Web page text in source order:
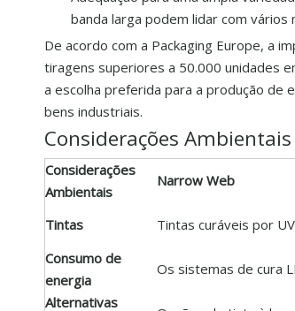
banda larga podem lidar com
De acordo com a Packaging Europe, a
tiragens superiores a 50.000 unidades
a escolha preferida para a produção de
bens industriais.
Considerações Ambientais
Considerações
Ambientais
Narrow Web
Tintas Tintas curáveis ​​por
Consumo de
energia
Os sistemas de cura
Alternativas